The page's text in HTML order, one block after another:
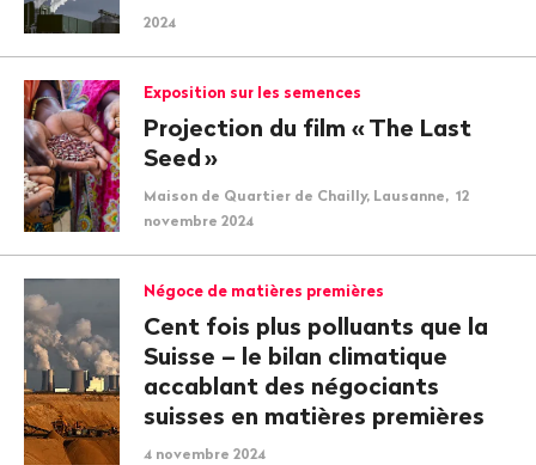
2024
Exposition sur les semences
Projection du film «The Last
Seed»
Maison de Quartier de Chailly, Lausanne, 12
novembre 2024
Négoce de matières premières
Cent fois plus polluants que la
Suisse – le bilan climatique
accablant des négociants
suisses en matières premières
4 novembre 2024